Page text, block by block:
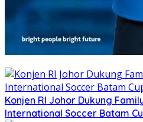
Konjen RI Johor Dukung
International Soccer Batam